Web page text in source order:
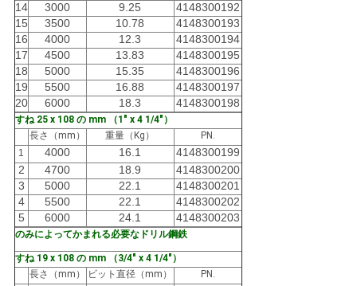
14
3000 9.25
4148300192
15
3500 10.78
4148300193
16
4000 12.3
4148300194
17
4500 13.83
4148300195
18
5000 15.35
4148300196
19
5500 16.88
4148300197
20
6000 18.3 4148300198
すね 25 x 108 の mm （1" x 4 1/4"）
長さ（mm）
重量（Kg）
PN.
1
4000 16.1
4148300199
2
4700 18.9
4148300200
3
5000 22.1
4148300201
4
5500 22.1
4148300202
5
6000 24.1 4148300203
のみによってかまれる必要なドリル鋼鉄
すね 19 x 108 の mm （3/4" x 4 1/4"）
長さ（mm）
ビット直径（mm）
PN.